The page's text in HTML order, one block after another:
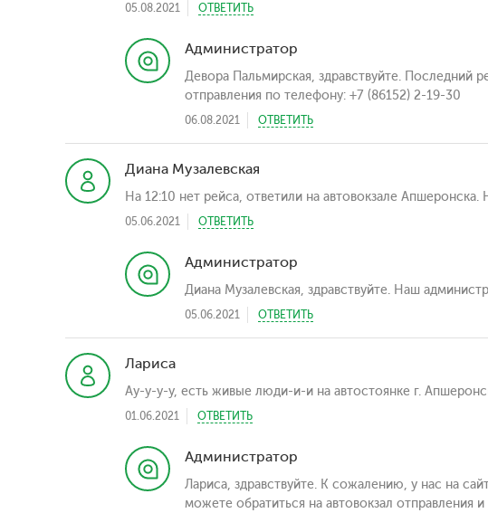
05.08.2021 ОТВЕТИТЬ
Администратор
Девора Пальмирская, здравствуйте. Последний
отправления по телефону: +7 (86152) 2-19-30
06.08.2021 ОТВЕТИТЬ
Диана Музалевская
На 12:10 нет рейса, ответили на автовокзале Апшеронска.
05.06.2021 ОТВЕТИТЬ
Администратор
Диана Музалевская, здравствуйте. Наш
05.06.2021 ОТВЕТИТЬ
Лариса
Ау-у-у-у, есть живые люди-и-и на автостоянке г.
01.06.2021 ОТВЕТИТЬ
Администратор
Лариса, здравствуйте. К сожалению, у нас на
можете обратиться на автовокзал